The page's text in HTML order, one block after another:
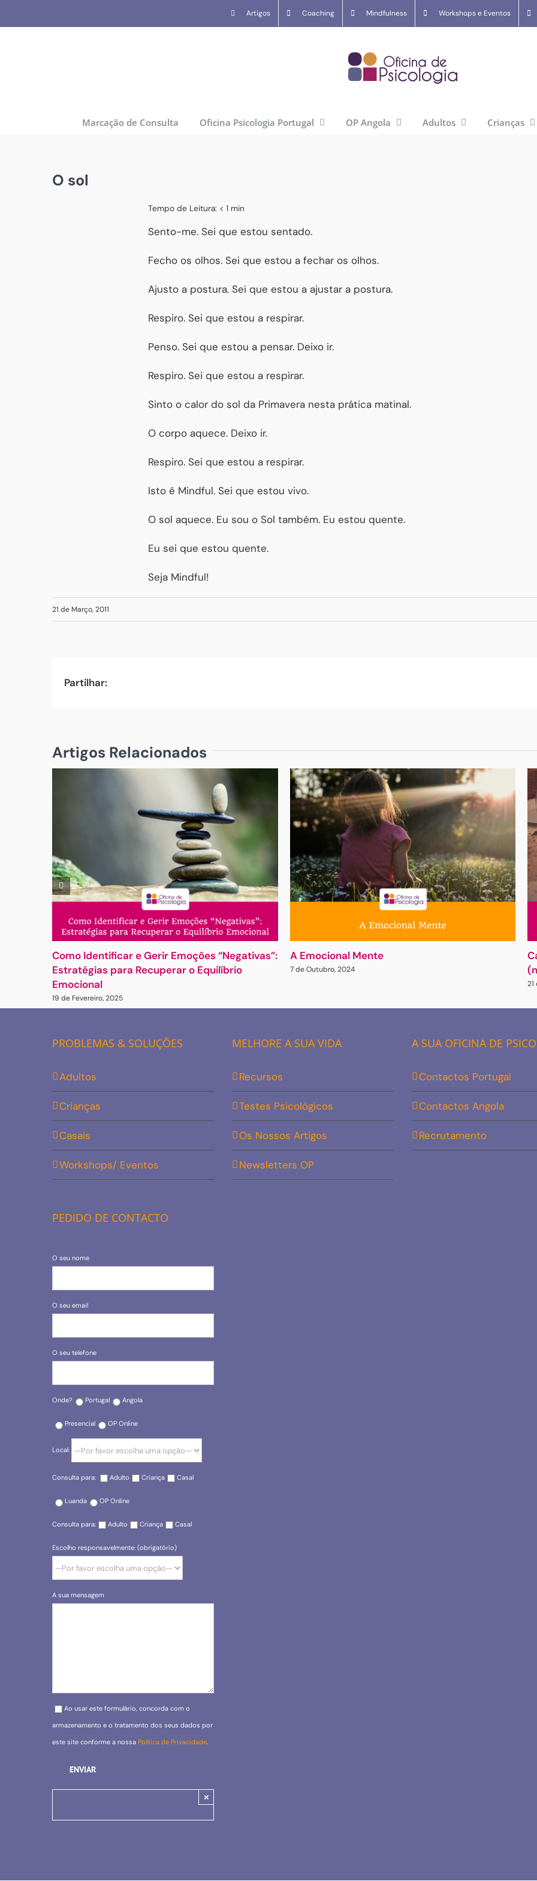
to
Artigos Coaching Mindfulness Workshops e Eventos
Marcação de Consulta Oficina Psicologia Portugal OP Angola Adultos Crianças
O sol
Tempo de Leitura: < 1 min
Sento-me. Sei que estou sentado.
Fecho os olhos. Sei que estou a fechar os olhos.
Ajusto a postura. Sei que estou a ajustar a postura.
Respiro. Sei que estou a respirar.
Penso. Sei que estou a pensar. Deixo ir.
Respiro. Sei que estou a respirar.
Sinto o calor do sol da Primavera nesta prática matinal.
O corpo aquece. Deixo ir.
Respiro. Sei que estou a respirar.
Isto é Mindful. Sei que estou vivo.
O sol aquece. Eu sou o Sol também. Eu estou quente.
Eu sei que estou quente.
Seja Mindful!
21 de Março, 2011
Partilhar:
Artigos Relacionados
Como Identificar e Gerir Emoções “Negativas”:
Estratégias para Recuperar o Equilíbrio
Emocional
19 de Fevereiro, 2025
A Emocional Mente
7 de Outubro, 2024
PROBLEMAS & SOLUÇÕES
Adultos
Crianças
Casais
Workshops/ Eventos
PEDIDO DE CONTACTO
O seu nome
O seu email
O seu telefone
Onde? Portugal Angola
Presencial OP Online
Local:
Consulta para: Adulto Criança Casal
Luanda OP Online
Consulta para: Adulto Criança Casal
Escolho responsavelmente: (obrigatório)
A sua mensagem
Please leave this field empty.
Ao usar este formulário, concorda com o
armazenamento e o tratamento dos seus dados por
este site conforme a nossa Política de Privacidade.
×
MELHORE A SUA VIDA
Recursos
Testes Psicológicos
Os Nossos Artigos
Newsletters OP
A SUA OFICINA DE
Contactos Portugal
Contactos Angola
Recrutamento